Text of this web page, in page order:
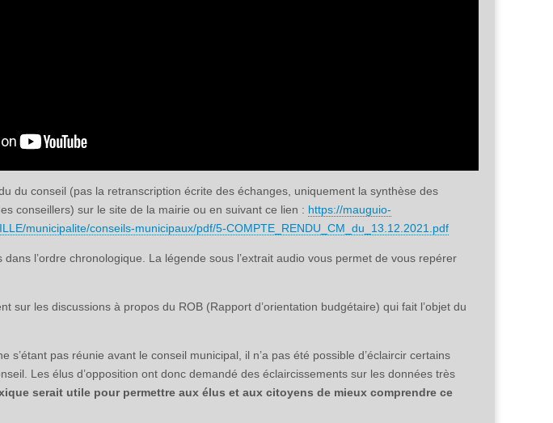
du conseil (pas la retranscription écrite des échanges, uniquement la synthèse des
conseillers) sur le site de la mairie ou en suivant ce lien : https://mauguio-
municipalite/conseils-municipaux/pdf/5-COMPTE_RENDU_CM_du_13.12.2021.pdf
l’ordre chronologique. La légende sous l’extrait audio vous permet de vous repérer
sur les discussions à propos du ROB (Rapport d’orientation budgétaire) qui fait l’objet du
s’étant pas réunie avant le conseil municipal, il n’a pas été possible d’éclaircir certains
Les élus d’opposition ont donc demandé des éclaircissements sur les données très
serait utile pour permettre aux élus et aux citoyens de mieux comprendre ce